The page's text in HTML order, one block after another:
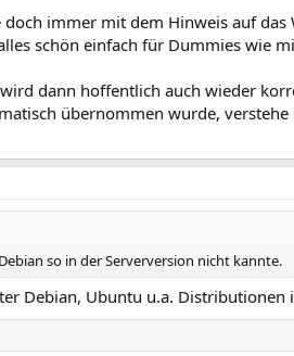
immer mit dem Hinweis auf das
schön einfach für Dummies wie
dann hoffentlich auch wieder
übernommen wurde,
so in der Serverversion nicht kannte.
Debian, Ubuntu u.a. Distributionen